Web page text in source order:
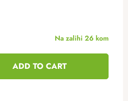
Na zalihi 26 kom
ADD TO CART